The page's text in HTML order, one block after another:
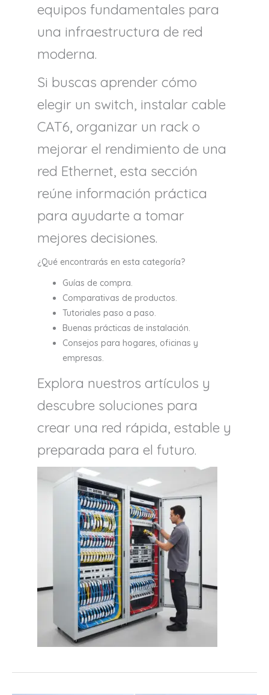
equipos fundamentales para
una infraestructura de red
moderna.
Si buscas aprender cómo
elegir un switch, instalar cable
CAT6, organizar un rack o
mejorar el rendimiento de una
red Ethernet, esta sección
reúne información práctica
para ayudarte a tomar
mejores decisiones.
¿Qué encontrarás en esta categoría?
Guías de compra.
Comparativas de productos.
Tutoriales paso a paso.
Buenas prácticas de instalación.
Consejos para hogares, oficinas y
empresas.
Explora nuestros artículos y
descubre soluciones para
crear una red rápida, estable y
preparada para el futuro.